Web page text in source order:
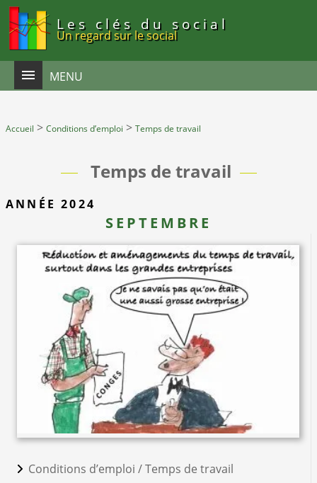
Les clés du social
Un regard sur le social
MENU
Accueil > Conditions d’emploi > Temps de travail
Temps de travail
ANNÉE 2024
SEPTEMBRE
Conditions d’emploi /Temps de travail
Panneau de gestion des cookies